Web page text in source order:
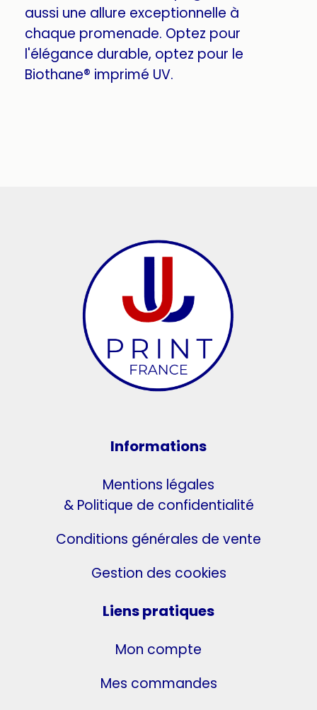
aussi une allure exceptionnelle à
chaque promenade. Optez pour
l'élégance durable, optez pour le
Biothane® imprimé UV.
Informations
Mentions légales
& Politique de confidentialité
Conditions générales de vente
Gestion des cookies
Liens pratiques
Mon compte
Mes commandes